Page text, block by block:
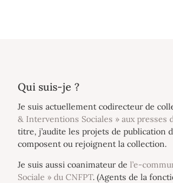
Qui suis-je ?
Je suis actuellement codirecteur de
& Interventions Sociales » aux presses
titre, j’audite les projets de publication
composent ou rejoignent la collection.
Je suis aussi coanimateur de l’e-
Sociale » du CNFPT. (Agents de la